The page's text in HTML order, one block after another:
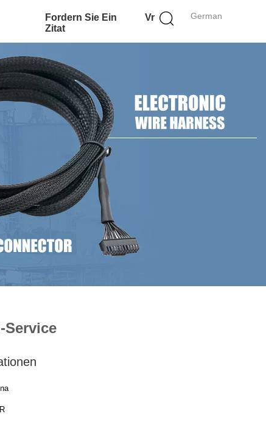
German
Fordern Sie Ein
Zitat
Vr
Service